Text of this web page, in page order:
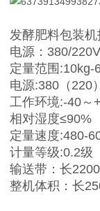
发酵肥料包装
电源：380/
定量范围:10kg-
电源:380（220
工作环境:-40
相对湿度≤90%
定量速度:480-
计量等级:0.2级
输送带：长
整机体积：长